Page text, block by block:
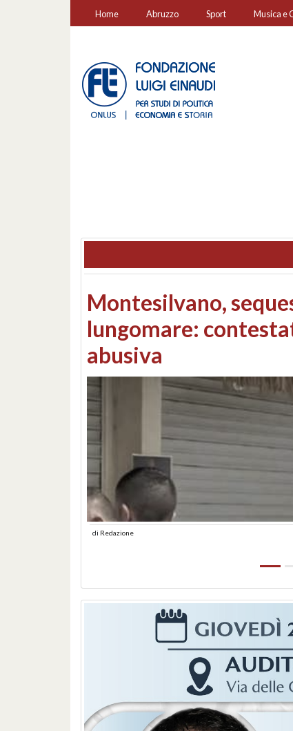
Home Abruzzo Sport Musica e
Consiglio regionale:
Consorzi di bonifica
Redazione